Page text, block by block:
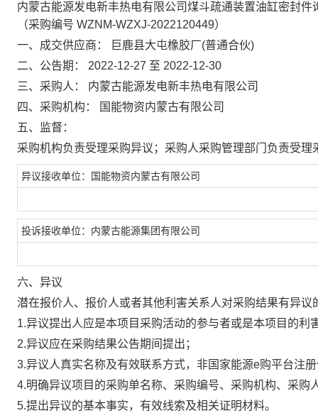
内蒙古能源发电新丰热电有限公司煤斗疏通装置油缸密封件
（采购编号 WZNM-WZXJ-2022120449）
一、成交供应商：
巨鹿县大屯橡胶厂(普通合伙)
二、公告期：
2022-12-27 至 2022-12-30
三、采购人：
内蒙古能源发电新丰热电有限公司
四、采购机构：
国能物资内蒙古有限公司
五、监督：
采购机构负责受理采购异议；采购人采购管理部门负责受理
异议接收单位：国能物资内蒙古有限公司
投诉接收单位：内蒙古能源集团有限公司
六、异议
潜在报价人、报价人或者其他利害关系人对采购结果有异
1.异议提出人应是本项目采购活动的参与者或是本项目的利
2.异议应在采购结果公告期间提出；
3.异议人真实名称及有效联系方式，非国家能源e购平台注
4.明确异议项目的采购单名称、采购编号、采购机构、采购
5.提出异议的基本事实，有效线索及相关证明材料。